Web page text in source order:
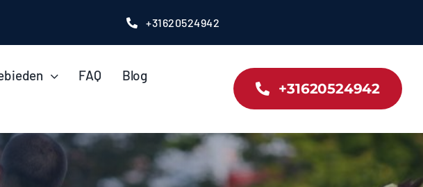
+31620524942
FAQ
Blog
+31620524942